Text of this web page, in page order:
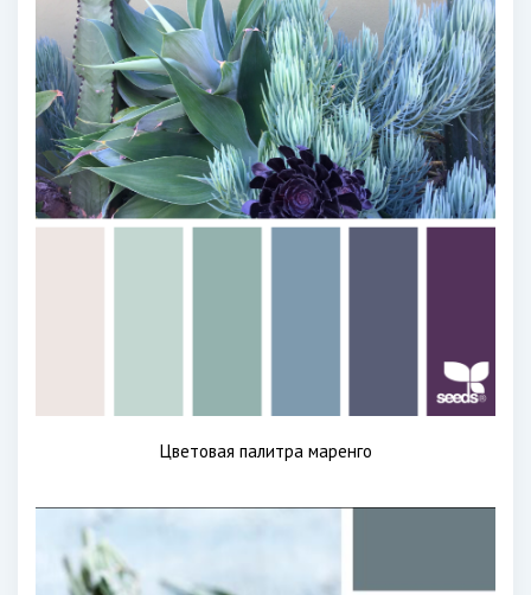
Цветовая палитра маренго